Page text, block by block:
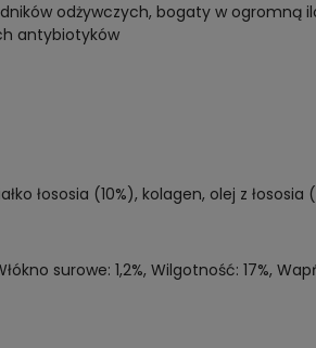
odżywczych, bogaty w
antybiotyków
łososia (10%), kolagen, olej z
surowe: 1,2%, Wilgotność: 17%,